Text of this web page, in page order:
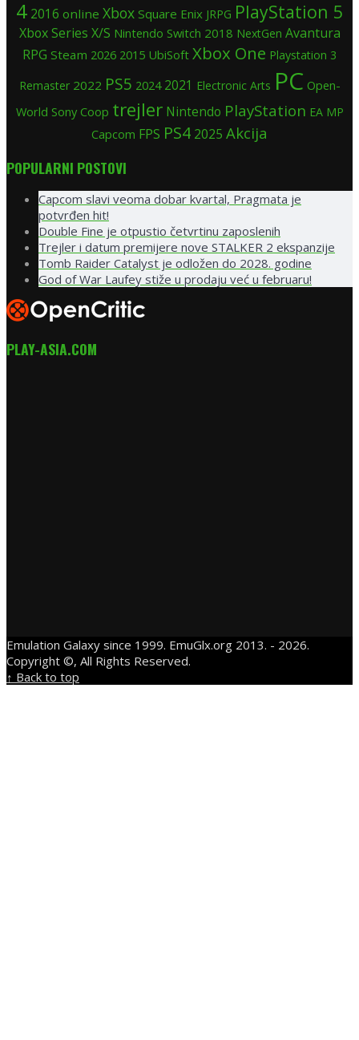
4 2016 online Xbox Square Enix JRPG PlayStation 5
Xbox Series X/S Nintendo Switch 2018 NextGen Avantura
RPG Steam 2026 2015 UbiSoft Xbox One Playstation 3
Remaster 2022 PS5 2024 2021 Electronic Arts PC Open-
World Sony Coop trejler Nintendo PlayStation EA MP
Capcom FPS PS4 2025 Akcija
POPULARNI POSTOVI
Capcom slavi veoma dobar kvartal, Pragmata je
potvrđen hit!
Double Fine je otpustio četvrtinu zaposlenih
Trejler i datum premijere nove STALKER 2 ekspanzije
Tomb Raider Catalyst je odložen do 2028. godine
God of War Laufey stiže u prodaju već u februaru!
PLAY-ASIA.COM
Emulation Galaxy since 1999. EmuGlx.org 2013. - 2026.
Copyright ©, All Rights Reserved.
↑ Back to top